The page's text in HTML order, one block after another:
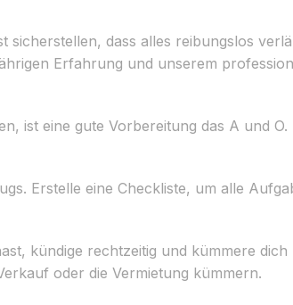
dass alles reibungslos
Erfahrung und unserem
ist eine gute Vorbereitung das A und O.
Erstelle eine Checkliste, um alle
kündige rechtzeitig und kümmere dich
oder die Vermietung kümmern.